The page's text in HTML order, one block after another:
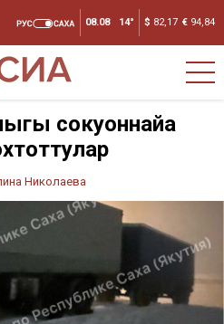
08.08 14° $ 82,17 € 94,84
сокуоннайа
Николаева